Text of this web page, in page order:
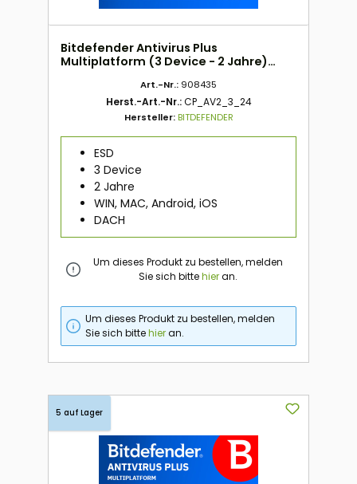
Bitdefender Antivirus Plus
Multiplatform (3 Device - 2 Jahre)
Art.-Nr.: 908435
Herst.-Art.-Nr.:CP_AV2_3_24
Hersteller:BITDEFENDER
ESD
3 Device
2 Jahre
WIN, MAC, Android, iOS
DACH
Um dieses Produkt zu bestellen, melden
Sie sich bittehieran.
Um dieses Produkt zu bestellen, melden
Sie sich bittehieran.
5 auf Lager